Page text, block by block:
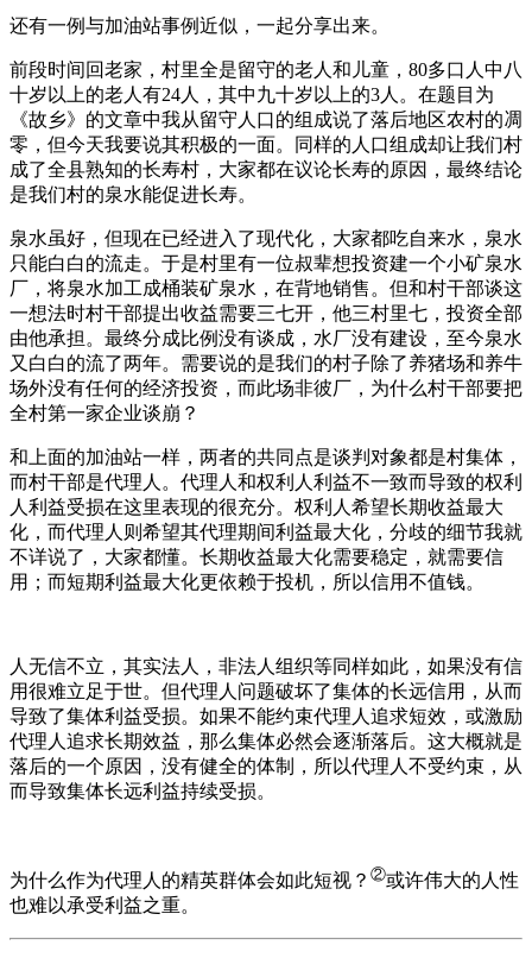
还有一例与加油站事例近似，一起分享出来。
前段时间回老家，村里全是留守的老人和儿童，80多口人中八
十岁以上的老人有24人，其中九十岁以上的3人。在题目为
《故乡》的文章中我从留守人口的组成说了落后地区农村的凋
零，但今天我要说其积极的一面。同样的人口组成却让我们村
成了全县熟知的长寿村，大家都在议论长寿的原因，最终结论
是我们村的泉水能促进长寿。
泉水虽好，但现在已经进入了现代化，大家都吃自来水，泉水
只能白白的流走。于是村里有一位叔辈想投资建一个小矿泉水
厂，将泉水加工成桶装矿泉水，在背地销售。但和村干部谈这
一想法时村干部提出收益需要三七开，他三村里七，投资全部
由他承担。最终分成比例没有谈成，水厂没有建设，至今泉水
又白白的流了两年。需要说的是我们的村子除了养猪场和养牛
场外没有任何的经济投资，而此场非彼厂，为什么村干部要把
全村第一家企业谈崩？
和上面的加油站一样，两者的共同点是谈判对象都是村集体，
而村干部是代理人。代理人和权利人利益不一致而导致的权利
人利益受损在这里表现的很充分。权利人希望长期收益最大
化，而代理人则希望其代理期间利益最大化，分歧的细节我就
不详说了，大家都懂。长期收益最大化需要稳定，就需要信
用；而短期利益最大化更依赖于投机，所以信用不值钱。
人无信不立，其实法人，非法人组织等同样如此，如果没有信
用很难立足于世。但代理人问题破坏了集体的长远信用，从而
导致了集体利益受损。如果不能约束代理人追求短效，或激励
代理人追求长期效益，那么集体必然会逐渐落后。这大概就是
落后的一个原因，没有健全的体制，所以代理人不受约束，从
而导致集体长远利益持续受损。
为什么作为代理人的精英群体会如此短视？ ②或许伟大的人性
也难以承受利益之重。